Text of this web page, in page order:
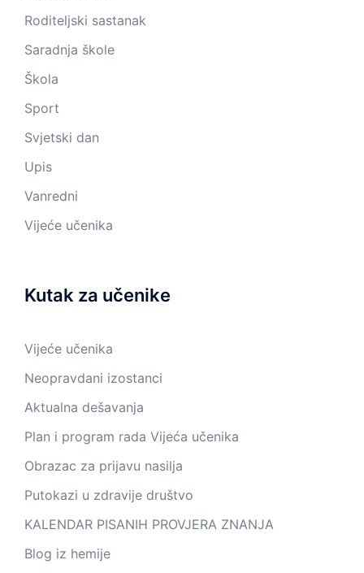
Roditeljski sastanak
Saradnja škole
Škola
Sport
Svjetski dan
Upis
Vanredni
Vijeće učenika
Kutak za učenike
Vijeće učenika
Neopravdani izostanci
Aktualna dešavanja
Plan i program rada Vijeća učenika
Obrazac za prijavu nasilja
Putokazi u zdravije društvo
KALENDAR PISANIH PROVJERA ZNANJA
Blog iz hemije